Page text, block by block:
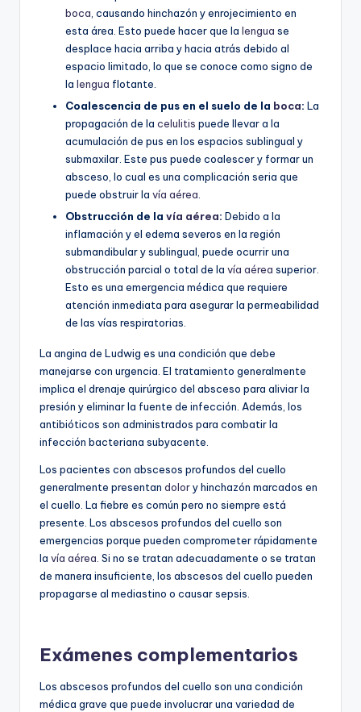
boca , causando hinchazón y enrojecimiento en
esta área. Esto puede hacer que la lengua se
desplace hacia arriba y hacia atrás debido al
espacio limitado, lo que se conoce como signo de
la lengua flotante.
Coalescencia de pus en el suelo de la boca: La
propagación de la celulitis puede llevar a la
acumulación de pus en los espacios sublingual y
submaxilar. Este pus puede coalescer y formar un
absceso, lo cual es una complicación seria que
puede obstruir la vía aérea
Obstrucción de la vía aérea: Debido a la
inflamación y el edema severos en la región
submandibular y sublingual, puede ocurrir una
obstrucción parcial o total de la vía aérea superior.
Esto es una emergencia médica que requiere
atención inmediata para asegurar la permeabilidad
de las vías respiratorias.
La angina de Ludwig es una condición que debe
manejarse con urgencia. El tratamiento generalmente
implica el drenaje quirúrgico del absceso para aliviar la
presión y eliminar la fuente de infección. Además, los
antibióticos son administrados para combatir la
infección bacteriana subyacente.
Los pacientes con abscesos profundos del cuello
generalmente presentan dolory hinchazón marcados en
el cuello. La fiebre es común pero no siempre está
presente. Los abscesos profundos del cuello son
emergencias porque pueden comprometer rápidamente
la vía aérea . Si no se tratan adecuadamente o se tratan
de manera insuficiente, los abscesos del cuello pueden
propagarse al mediastino o causar sepsis.
Exámenes complementarios
Los abscesos profundos del cuello son una condición
médica grave que puede involucrar una variedad de